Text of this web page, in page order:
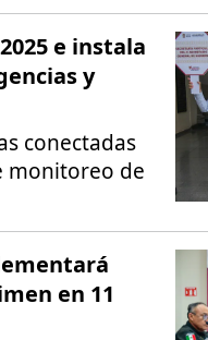
e instala
y
conectadas
monitoreo de
en 11